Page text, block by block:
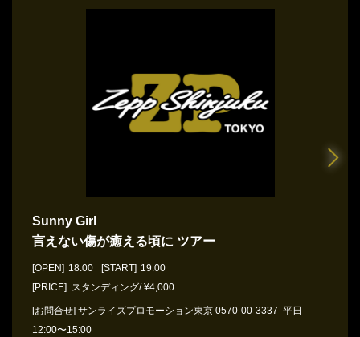
Sunny Girl
⾔えない傷が癒える頃に ツアー
[OPEN] 18:00 [START] 19:00
[PRICE] スタンディング/ ¥4,000
[お問合せ] サンライズプロモーション東京 0570-00-3337 平⽇
12:00〜15:00